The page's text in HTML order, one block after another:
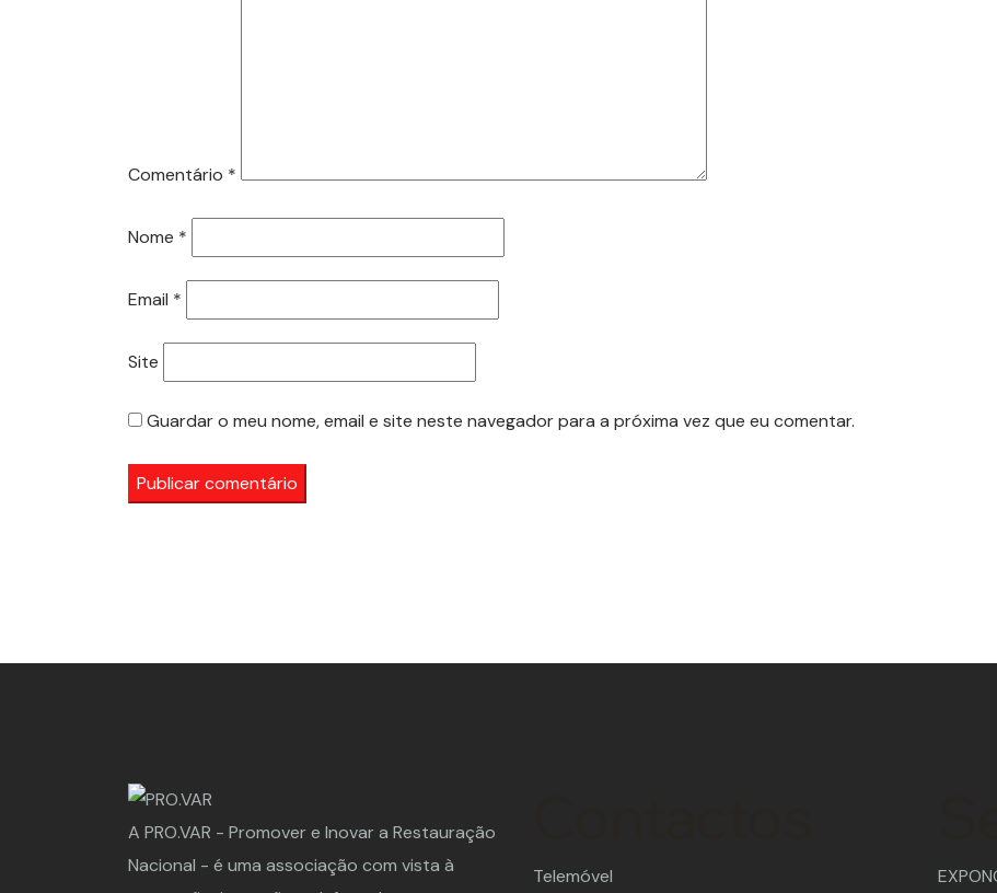
Comentário *
Nome *
Email *
Site
Guardar o meu nome, email e site neste navegador para a próxima vez que eu comentar.
A PRO.VAR - Promover e Inovar a Restauração
Nacional - é uma associação com vista à
Telemóvel